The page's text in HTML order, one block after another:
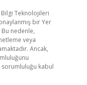
Bilgi Teknolojileri
bir Yer
Bu nedenle,
veya
Ancak,
kabul